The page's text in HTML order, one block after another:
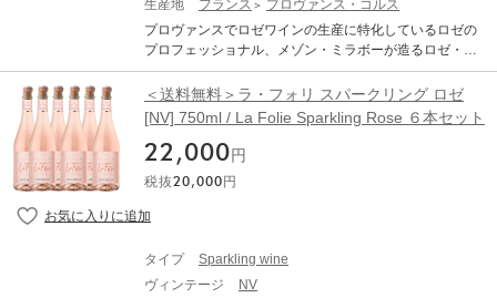
生産地
フランス
プロヴァンス・コルス
プロヴァンスでロゼワインの生産に特化しているロゼの
プロフェッショナル、メゾン・ミラボーが造るロゼ・ス
パークリングです。 【Maison Mirabeau メゾン・ミラボ
ーについて】 家族でイギリスからプロヴァンスへ移り住
み、2010年にメゾン・ミラボーを設立。 夫婦と夢を共に
するチームで、革新的なロゼワイン造りに取り組んでい
ます。 現在、世界50カ国以上で販売され、UKではNo.1
の売上を誇るロゼブランドです。インターナショナル･ロ
ゼ･アワードでは、フランスNo.1に何度も選ばれる等、高
い品質が評価されています。 メゾン・ミラボーの作るロ
な味わいが特徴です。 0℃での低温スキンコンタクト、
絶妙に見極められる醸し期間を経て、淡いピンク色で繊
細な果実味溢れるキュヴェを抽出しています。また、30
＜送料無料＞ラ・フォリ スパークリング ロゼ
[NV] 750ml / La Folie Sparkling Rose ６本セット
22,000 円
税抜20,000 円
タイプ
Sparkling wine
ヴィンテージ
NV